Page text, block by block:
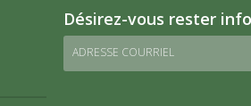
Désirez-vous rester
ADRESSE COURRIEL